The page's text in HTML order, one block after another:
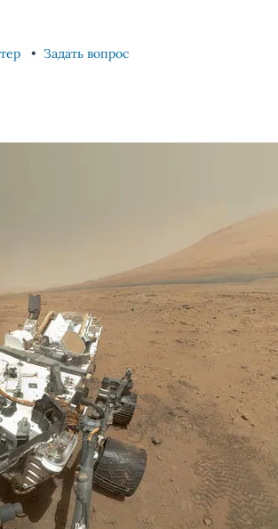
Задать вопрос